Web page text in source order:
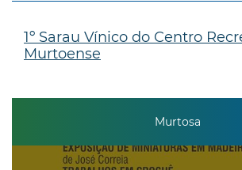
1º Sarau Vínico do Centro
Murtoense
Murtosa